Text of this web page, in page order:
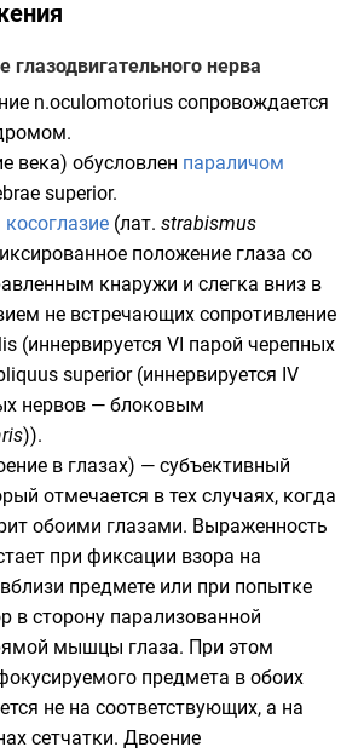
нерва
n.oculomotorius сопровождается
.
века) обусловлен параличом
superior.
косоглазие (лат. strabismus
положение глаза со
кнаружи и слегка вниз в
не встречающих сопротивление
(иннервируется VI парой черепных
superior (иннервируется IV
нервов — блоковым
)).
в глазах) — субъективный
отмечается в тех случаях, когда
обоими глазами. Выраженность
при фиксации взора на
предмете или при попытке
в сторону парализованной
мышцы глаза. При этом
предмета в обоих
не на соответствующих, а на
сетчатки. Двоение